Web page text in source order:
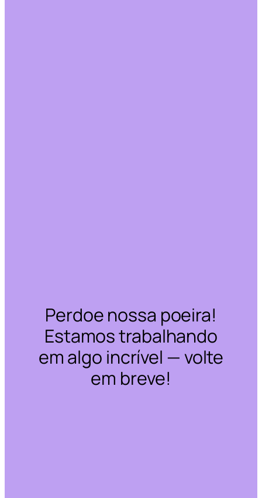
Perdoe nossa poeira!
Estamos trabalhando
em algo incrível — volte
em breve!